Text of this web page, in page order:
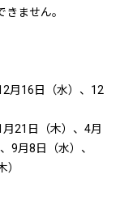
ません。
月16日（水）、12
21日（木）、4月
9月8日（水）、